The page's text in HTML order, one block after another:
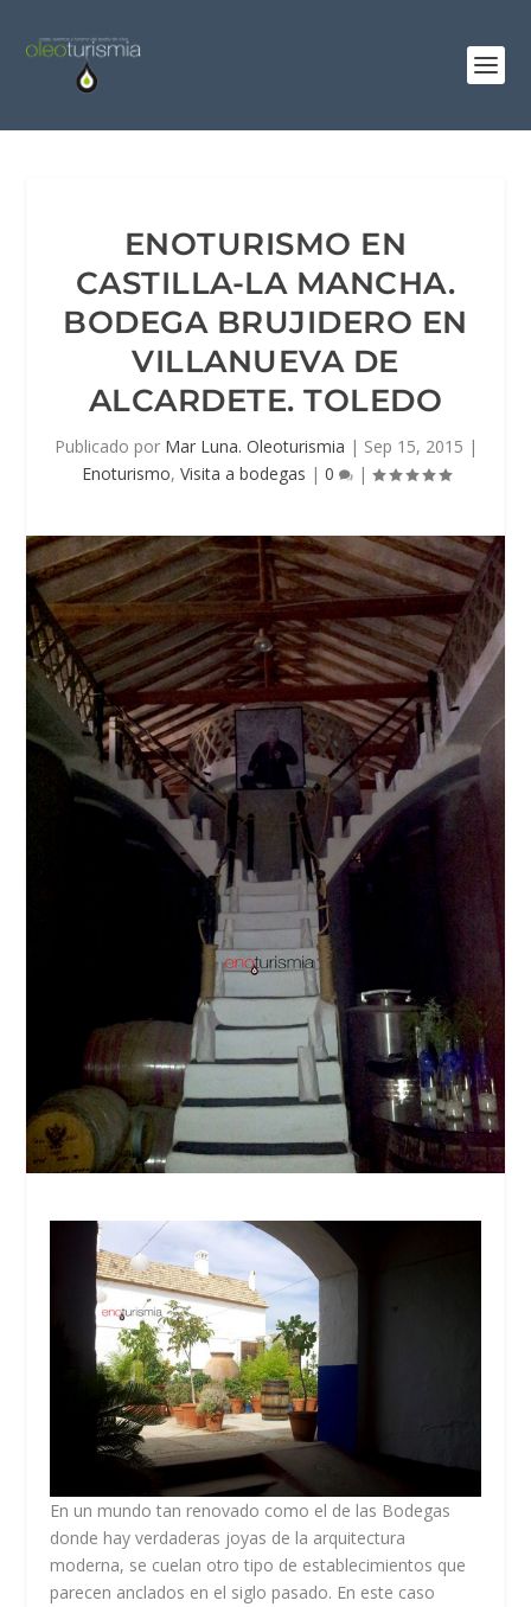
ENOTURISMO EN
CASTILLA-LA MANCHA.
BODEGA BRUJIDERO EN
VILLANUEVA DE
ALCARDETE. TOLEDO
Publicado por Mar Luna. Oleoturismia | Sep 15, 2015 |
Enoturismo, Visita a bodegas | 0 |
En un mundo tan renovado como el de las Bodegas
donde hay verdaderas joyas de la arquitectura
moderna, se cuelan otro tipo de establecimientos que
parecen anclados en el siglo pasado. En este caso